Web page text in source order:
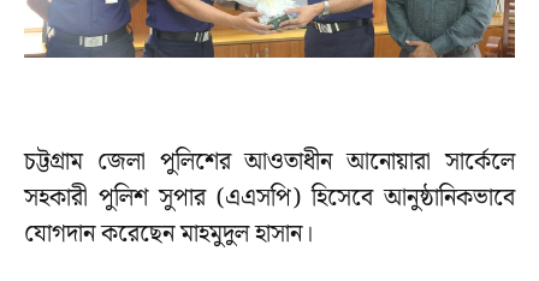
চট্টগ্রাম জেলা পুলিশের আওতাধীন আনোয়ারা সার্কেলে
সহকারী পুলিশ সুপার (এএসপি) হিসেবে আনুষ্ঠানিকভাবে
যোগদান করেছেন মাহমুদুল হাসান।